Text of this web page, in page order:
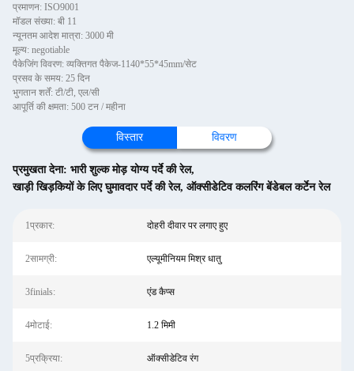
प्रमाणन: ISO9001
मॉडल संख्या: बी 11
न्यूनतम आदेश मात्रा: 3000 मी
मूल्य: negotiable
पैकेजिंग विवरण: व्यक्तिगत पैकेज-1140*55*45mm/सेट
प्रसव के समय: 25 दिन
भुगतान शर्तें: टी/टी, एल/सी
आपूर्ति की क्षमता: 500 टन / महीना
विस्तार विवरण
प्रमुखता देना: भारी शुल्क मोड़ योग्य पर्दे की रेल,
खाड़ी खिड़कियों के लिए घुमावदार पर्दे की रेल, ऑक्सीडेटिव कलरिंग बेंडेबल कर्टेन रेल
1प्रकार: दोहरी दीवार पर लगाए हुए
2सामग्री: एल्यूमीनियम मिश्र धातु
3finials: एंड कैप्स
4मोटाई: 1.2 मिमी
5प्रक्रिया: ऑक्सीडेटिव रंग